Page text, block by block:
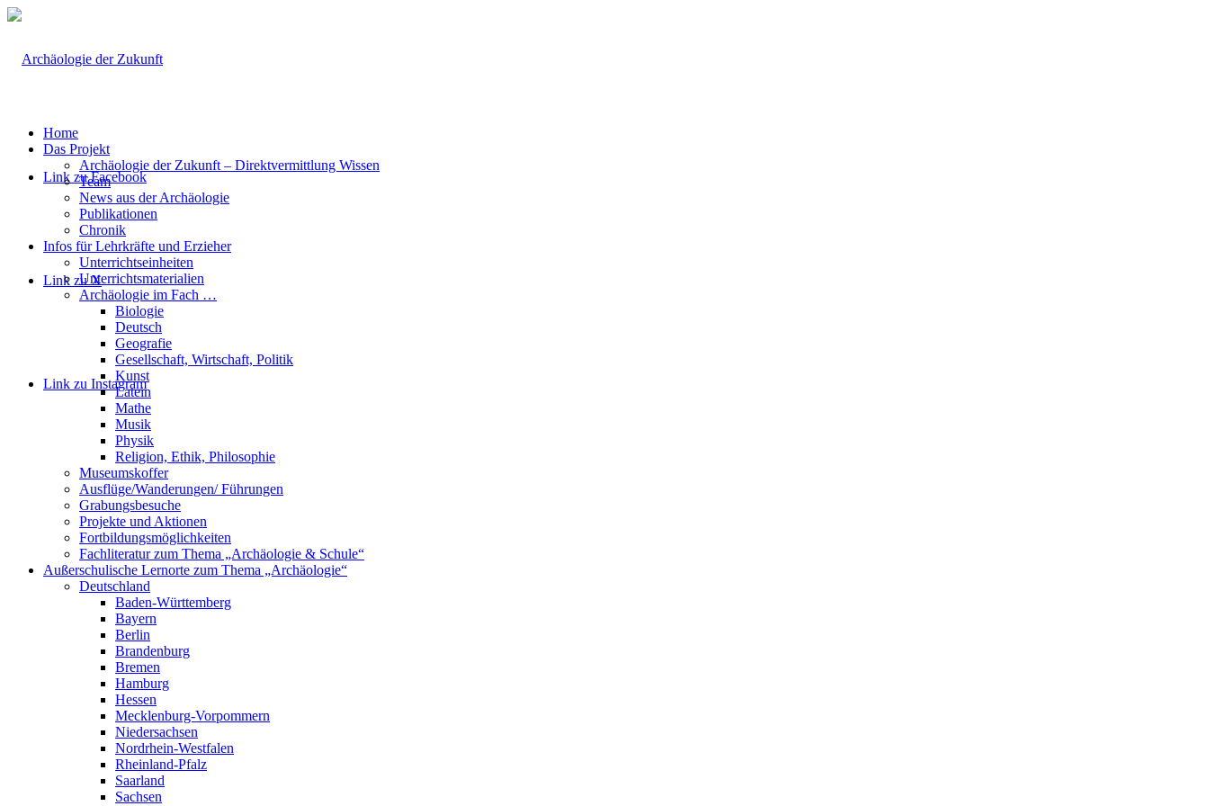
Link zu Facebook
Link zu X
Link zu Instagram
Home
Das Projekt
Archäologie der Zukunft – Direktvermittlung Wissen
Team
News aus der Archäologie
Publikationen
Chronik
Infos für Lehrkräfte und Erzieher
Unterrichtseinheiten
Unterrichtsmaterialien
Archäologie im Fach …
Biologie
Deutsch
Geografie
Gesellschaft, Wirtschaft, Politik
Kunst
Latein
Mathe
Musik
Physik
Religion, Ethik, Philosophie
Museumskoffer
Ausflüge/Wanderungen/ Führungen
Grabungsbesuche
Projekte und Aktionen
Fortbildungsmöglichkeiten
Fachliteratur zum Thema „Archäologie & Schule“
Außerschulische Lernorte zum Thema „Archäologie“
Deutschland
Baden-Württemberg
Bayern
Berlin
Brandenburg
Bremen
Hamburg
Hessen
Mecklenburg-Vorpommern
Niedersachsen
Nordrhein-Westfalen
Rheinland-Pfalz
Saarland
Sachsen